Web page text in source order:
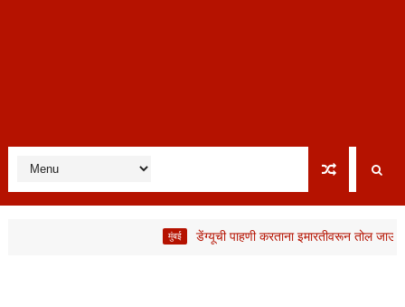
डेंग्यूची पाहणी करताना इमारतीवरून तोल जाऊन BMC